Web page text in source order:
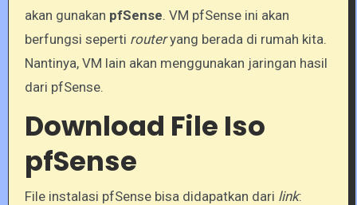
akan gunakan pfSense. VM pfSense ini akan
berfungsi seperti routeryang berada di rumah kita.
Nantinya, VM lain akan menggunakan jaringan hasil
dari pfSense.
Download File Iso
pfSense
File instalasi pfSense bisa didapatkan dari link: